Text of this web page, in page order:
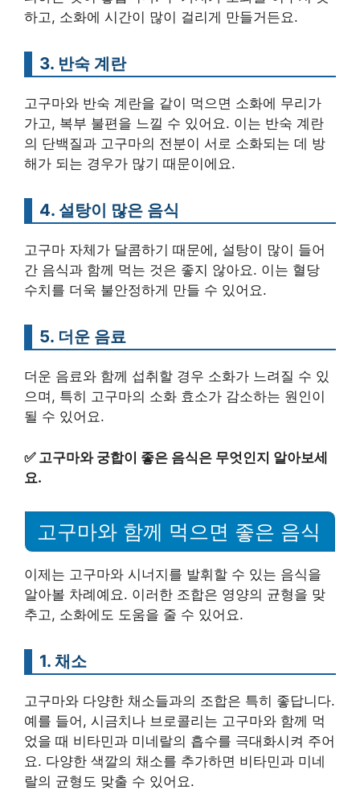
하고, 소화에 시간이 많이 걸리게 만들거든요.
3. 반숙 계란
고구마와 반숙 계란을 같이 먹으면 소화에 무리가
가고, 복부 불편을 느낄 수 있어요. 이는 반숙 계란
의 단백질과 고구마의 전분이 서로 소화되는 데 방
해가 되는 경우가 많기 때문이에요.
4. 설탕이 많은 음식
고구마 자체가 달콤하기 때문에, 설탕이 많이 들어
간 음식과 함께 먹는 것은 좋지 않아요. 이는 혈당
수치를 더욱 불안정하게 만들 수 있어요.
5. 더운 음료
더운 음료와 함께 섭취할 경우 소화가 느려질 수 있
으며, 특히 고구마의 소화 효소가 감소하는 원인이
될 수 있어요.
✅ 고구마와 궁합이 좋은 음식은 무엇인지 알아보세
요.
고구마와 함께 먹으면 좋은 음식
이제는 고구마와 시너지를 발휘할 수 있는 음식을
알아볼 차례예요. 이러한 조합은 영양의 균형을 맞
추고, 소화에도 도움을 줄 수 있어요.
1. 채소
고구마와 다양한 채소들과의 조합은 특히 좋답니다.
예를 들어, 시금치나 브로콜리는 고구마와 함께 먹
었을 때 비타민과 미네랄의 흡수를 극대화시켜 주어
요. 다양한 색깔의 채소를 추가하면 비타민과 미네
랄의 균형도 맞출 수 있어요.